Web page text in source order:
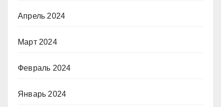
Апрель 2024
Март 2024
Февраль 2024
Январь 2024